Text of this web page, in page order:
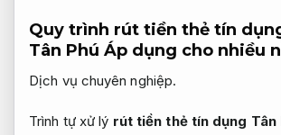
Quy trình rút tiền thẻ tín
Tân Phú Áp dụng cho nhiều
Dịch vụ chuyên nghiệp.
Trình tự xử lý rút tiền thẻ tín dụng Tân